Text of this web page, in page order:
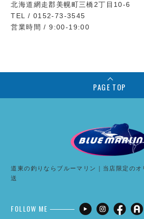
北海道網走郡美幌町三橋2丁目10-6
TEL / 0152-73-3545
営業時間 / 9:00-19:00
PAGE TOP
道東の釣りならブルーマリン｜当店限定の
送
FOLLOW ME